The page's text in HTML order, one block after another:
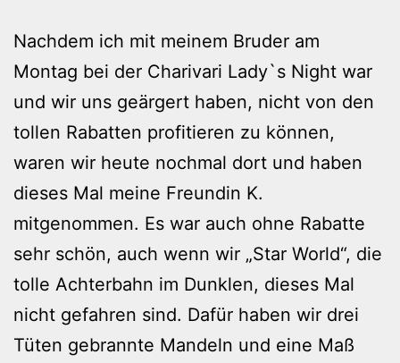
Nachdem ich mit meinem Bruder am
Montag bei der Charivari Lady`s Night war
und wir uns geärgert haben, nicht von den
tollen Rabatten profitieren zu können,
waren wir heute nochmal dort und haben
dieses Mal meine Freundin K.
mitgenommen. Es war auch ohne Rabatte
sehr schön, auch wenn wir „Star World“, die
tolle Achterbahn im Dunklen, dieses Mal
nicht gefahren sind. Dafür haben wir drei
Tüten gebrannte Mandeln und eine Maß